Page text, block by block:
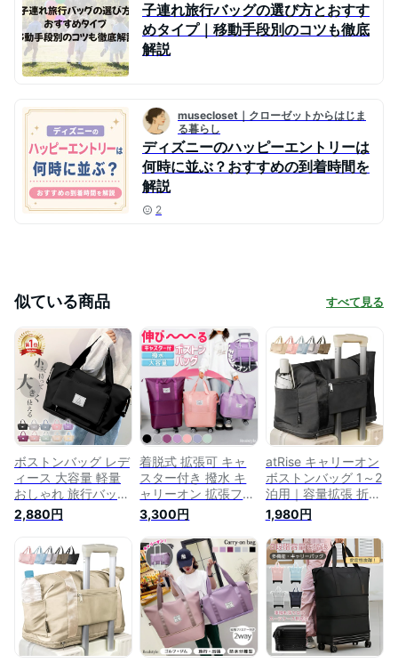
子連れ旅行バッグの選び方とおすす
めタイプ｜移動手段別のコツも徹底
解説
musecloset｜クローゼットからはじま
る暮らし
ディズニーのハッピーエントリーは
何時に並ぶ？おすすめの到着時間を
解説
2
似ている商品 すべて見る
ボストンバッグ レデ
ィース 大容量 軽量
おしゃれ 旅行バッグ
1泊2日 2泊3日 ポケ
ット多い 拡張 撥水
キャリーオン 折りた
たみ ジム 保育園
2,880円
着脱式 拡張可 キャ
スター付き 撥水 キ
ャリーオン 拡張ファ
スナー 4way 3way
ボストンバッグ ボス
トンキャリー メンズ
レディース キャリー
バッグ ボストン バ
ッグ 旅行バッグ 旅
行カバン 旅行 トラ
ベル 大容量 スポー
ツバッグ 2泊 二泊 三
泊 3拍 広がる
3,300円
atRise キャリーオン
ボストンバッグ 1～2
泊用｜容量拡張 折り
たたみ 大容量 撥水
｜機内持ち込みOK
キャリーオンバッグ
旅行 修学旅行 レデ
ィース メンズ コン
パクト (ブラック)
1,980円